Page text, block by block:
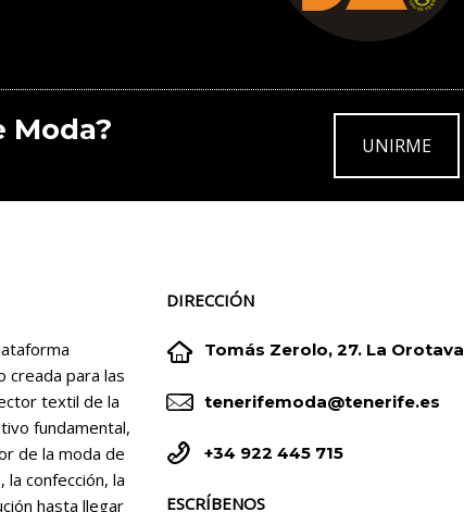
Moda? UNIRME
creada para las
textil de la
fundamental,
de la moda de
la confección, la
hasta llegar
DIRECCIÓN

 Tomás Zerolo, 27. La Orotava

 tenerifemoda@tenerife.es

 +34 922 445 715
ESCRÍBENOS